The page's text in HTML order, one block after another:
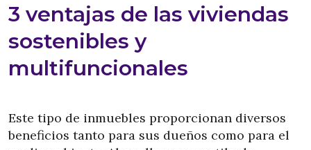
3 ventajas de las viviendas
sostenibles y
multifuncionales
Este tipo de inmuebles proporcionan diversos
beneficios tanto para sus dueños como para el